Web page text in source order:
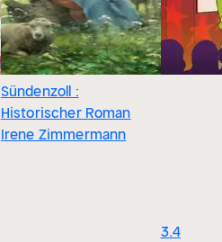
Sündenzoll :
Historischer Roman
Irene Zimmermann
3.4